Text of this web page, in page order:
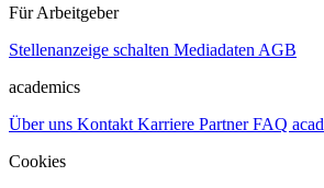
Für Arbeitgeber
Stellenanzeige schalten Mediadaten AGB
academics
Über uns Kontakt Karriere PartnerFAQ
Cookies